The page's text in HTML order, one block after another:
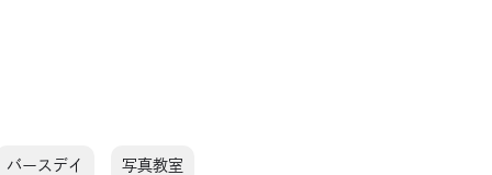
バースデイ 写真教室